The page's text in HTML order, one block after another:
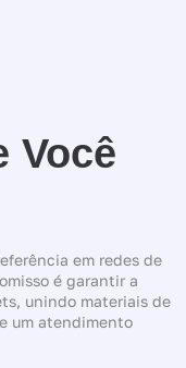
Você
em redes de
é garantir a
unindo materiais de
um atendimento